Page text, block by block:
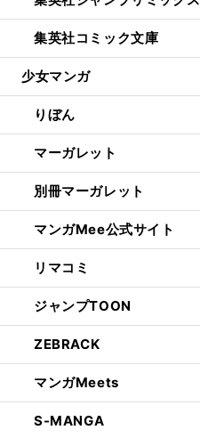
集英社コミック文庫
少女マンガ
りぼん
マーガレット
別冊マーガレット
マンガMee公式サイト
リマコミ
ジャンプTOON
ZEBRACK
マンガMeets
S-MANGA